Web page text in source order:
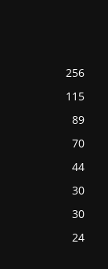
256
115
89
70
44
30
30
24